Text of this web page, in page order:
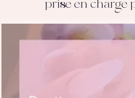
prise en charge